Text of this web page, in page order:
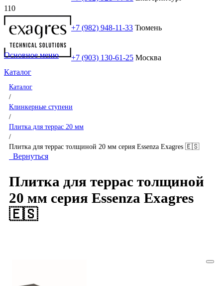
+7 (982) 948-11-33 Тюмень
+7 (903) 130-61-25 Москва
Основное меню
Каталог
Каталог
/
Клинкерные ступени
/
Плитка для террас 20 мм
/
Плитка для террас толщиной 20 мм серия Essenza Exagres 🇪🇸
Вернуться
Плитка для террас толщиной
20 мм серия Essenza Exagres
🇪🇸